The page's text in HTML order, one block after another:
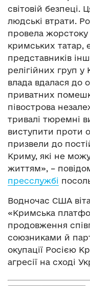
світовій безпеці.
людські втрати.
провела
кримських татар,
представників
релігійних груп у
влада вдалася до
приватних
півострова
тривалі тюремні
виступити проти
призвели до
Криму, які не
життям», –
пресслужбі
Водночас США
«Кримська
продовження
союзниками й
окупації Росією
агресії на сході